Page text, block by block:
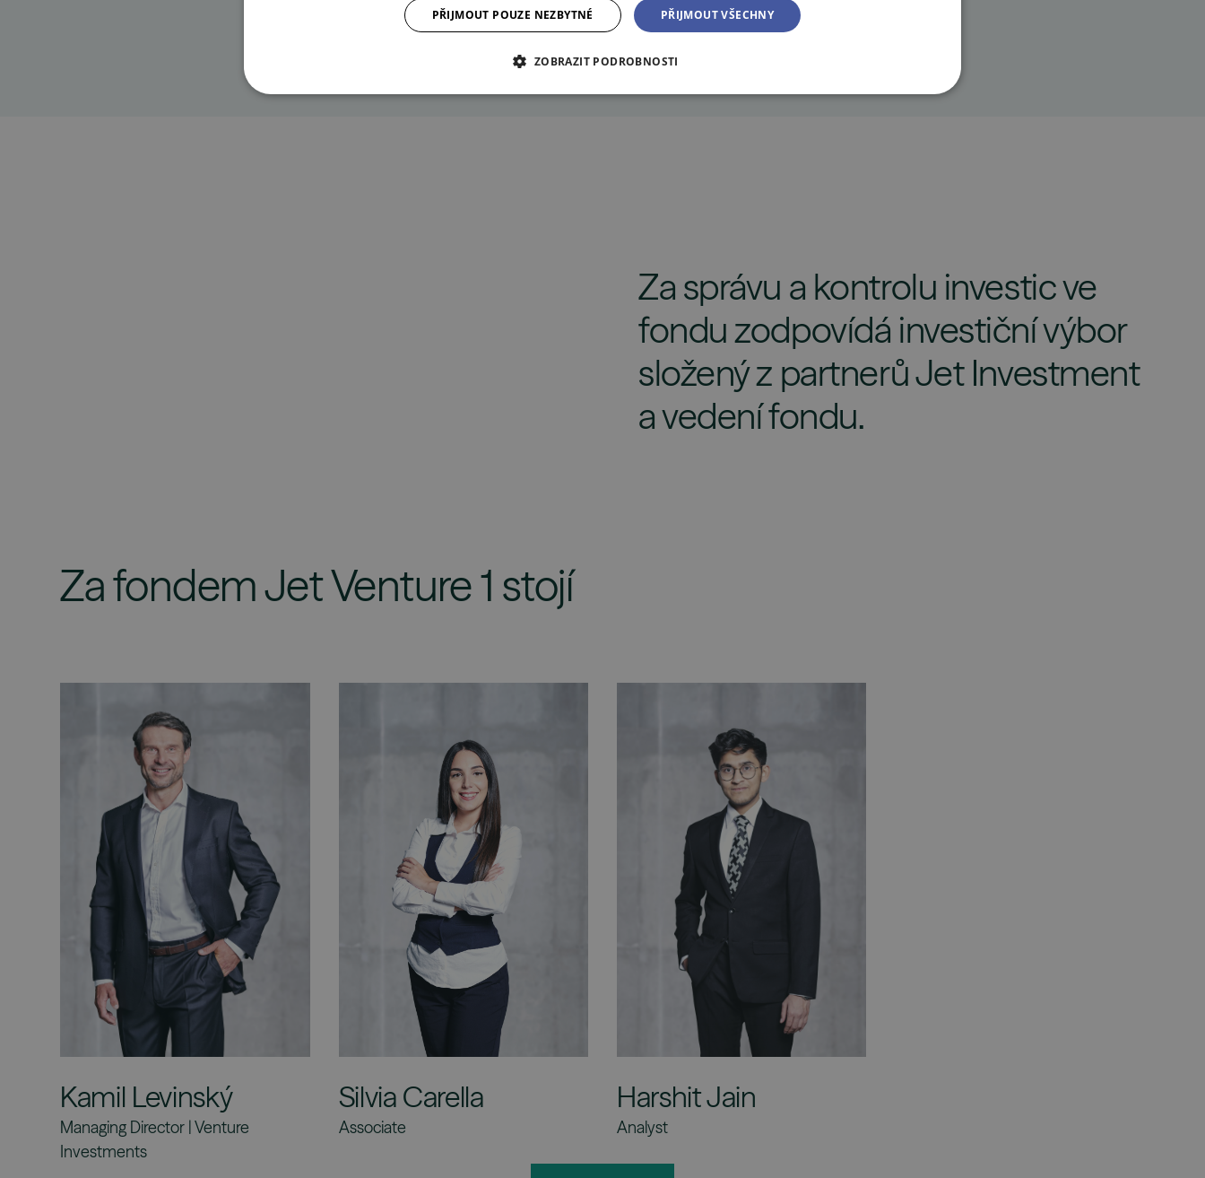
Za správu a kontrolu investic ve
fondu zodpovídá investiční výbor
složený z partnerů Jet Investment
a vedení fondu.
Za fondem Jet Venture 1 stojí
Kamil Levinský
Managing Director | Venture
Investments
Silvia Carella
Associate
Harshit Jain
Analyst
PŘIJMOUT VŠECHNY
PŘIJMOUT POUZE NEZBYTNÉ
ZOBRAZIT PODROBNOSTI